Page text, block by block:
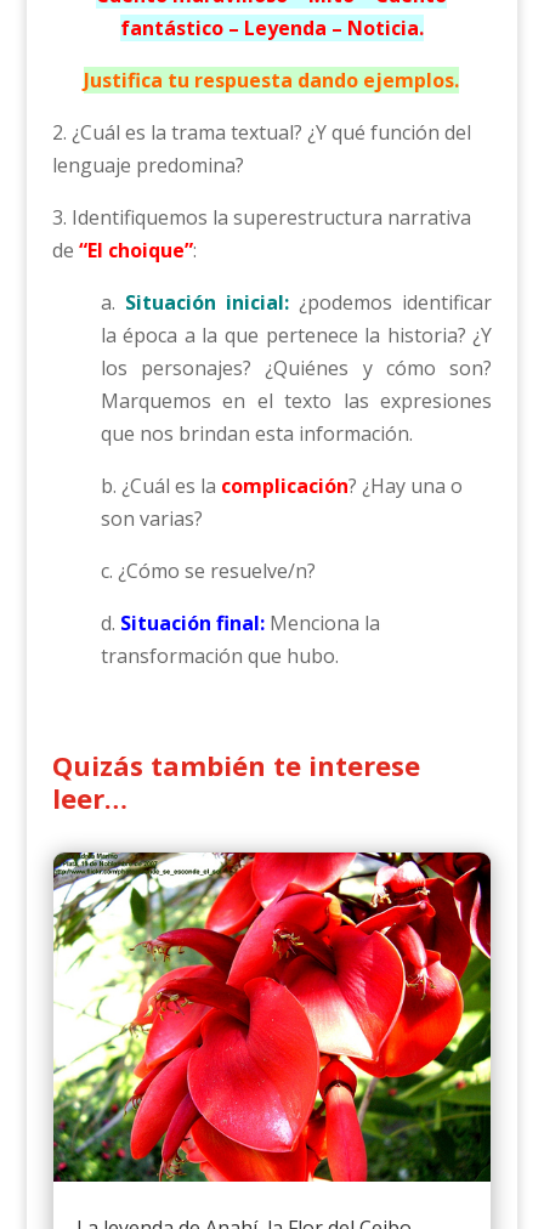
fantástico – Leyenda – Noticia.
Justifica tu respuesta dando ejemplos.
2. ¿Cuál es la trama textual? ¿Y qué función del
lenguaje predomina?
3. Identifiquemos la superestructura narrativa
de “El choique”:
a. Situación inicial: ¿podemos identificar
la época a la que pertenece la historia? ¿Y
los personajes? ¿Quiénes y cómo son?
Marquemos en el texto las expresiones
que nos brindan esta información.
b. ¿Cuál es la complicación? ¿Hay una o
son varias?
c. ¿Cómo se resuelve/n?
d. Situación final: Menciona la
transformación que hubo.
Quizás también te interese
leer…